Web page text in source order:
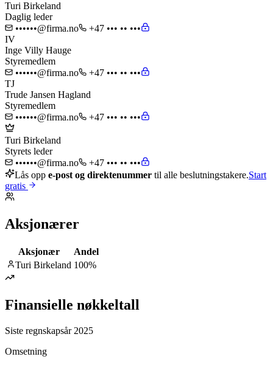
Turi Birkeland
Daglig leder
••••••@firma.no
+47 ••• •• •••
IV
Inge Villy Hauge
Styremedlem
••••••@firma.no
+47 ••• •• •••
TJ
Trude Jansen Hagland
Styremedlem
••••••@firma.no
+47 ••• •• •••
Turi Birkeland
Styrets leder
••••••@firma.no
+47 ••• •• •••
Lås opp e-post og direktenummer til alle beslutningstakere.Start
gratis
Aksjonærer
Aksjonær
Andel
Turi Birkeland 100%
Finansielle nøkkeltall
Siste regnskapsår 2025
Omsetning